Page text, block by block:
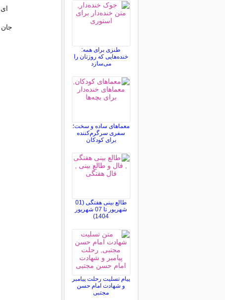
طنزی برای همه:
خنده‌هایی که روزتان را
می‌سازد
معماهای ساده و سخت؛
سفری سرگرم‌کننده
برای کودکان
طالع بینی هفتگی (01
شهریور تا 07 شهریور
1404)
پیام تسلیت رحلت پیامبر
و شهادت امام حسن
مجتبی